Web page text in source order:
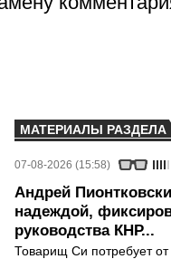
МАТЕРИАЛЫ РАЗДЕЛА
07-08-2026 (15:58)
Андрей
надеждой,
руководства КНР...
Товарищ Си потребует